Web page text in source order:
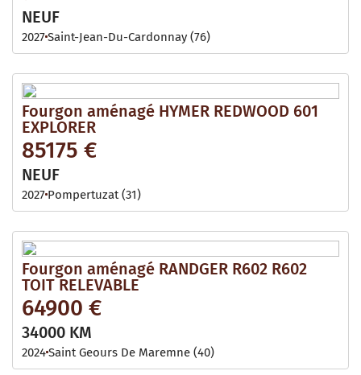
NEUF
2027Saint-Jean-Du-Cardonnay (76)
Fourgon aménagé HYMER REDWOOD 601
EXPLORER
85175 €
NEUF
2027 Pompertuzat (31)
Fourgon aménagé RANDGER R602 R602
TOIT RELEVABLE
64900 €
34000 KM
2024Saint Geours De Maremne (40)